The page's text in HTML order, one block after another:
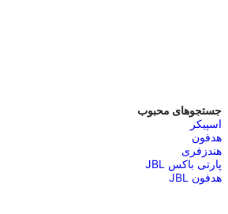
جستجوهای محبوب
اسپیکر
هدفون
هندزفری
پارتی باکس JBL
هدفون JBL